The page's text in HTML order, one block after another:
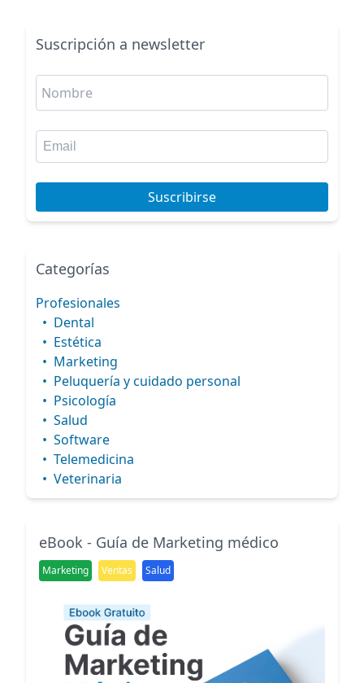
Suscripción a newsletter
Suscribirse
Categorías
Profesionales
• Dental
• Estética
• Marketing
• Peluquería y cuidado personal
• Psicología
• Salud
• Software
• Telemedicina
• Veterinaria
eBook - Guía de Marketing médico
Marketing Ventas Salud